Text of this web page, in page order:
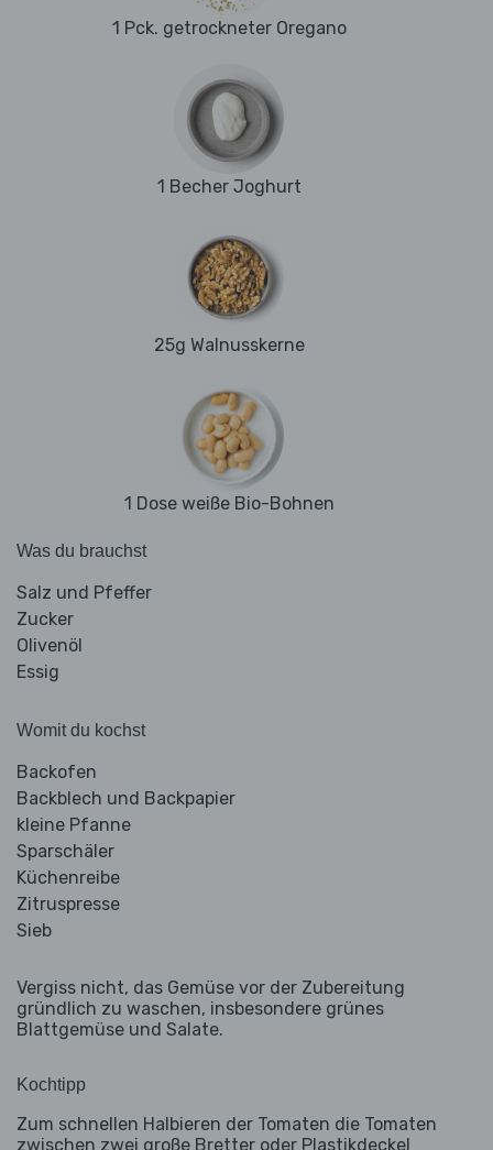
1 Pck. getrockneter Oregano
1 Becher Joghurt
25g Walnusskerne
1 Dose weiße Bio-Bohnen
Was du brauchst
Salz und Pfeffer
Zucker
Olivenöl
Essig
Womit du kochst
Backofen
Backblech und Backpapier
kleine Pfanne
Sparschäler
Küchenreibe
Zitruspresse
Sieb
Vergiss nicht, das Gemüse vor der Zubereitung
gründlich zu waschen, insbesondere grünes
Blattgemüse und Salate.
Kochtipp
Zum schnellen Halbieren der Tomaten die Tomaten
zwischen zwei große Bretter oder Plastikdeckel